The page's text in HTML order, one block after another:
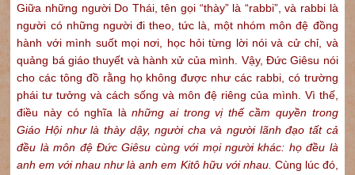
Giữa những người Do Thái, tên gọi “thày” là “rabbi”, và rabbi là
người có những người đi theo, tức là, một nhóm môn đệ đồng
hành với mình suốt mọi nơi, học hỏi từng lời nói và cử chỉ, và
quảng bá giáo thuyết và hành xử của mình. Vậy, Đức Giêsu nói
cho các tông đồ rằng họ không được như các rabbi, có trường
phái tư tưởng và cách sống và môn đệ riêng của mình. Vì thế,
điều này có nghĩa lànhững ai trong vị thế cầm quyền trong
Giáo Hội như là thày dậy, người cha và người lãnh đạo tất cả
đều là môn đệ Đức Giêsu cùng với mọi người khác: họ đều là
anh em với nhau như là anh em Kitô hữu với nhau. Cùng lúc đó,